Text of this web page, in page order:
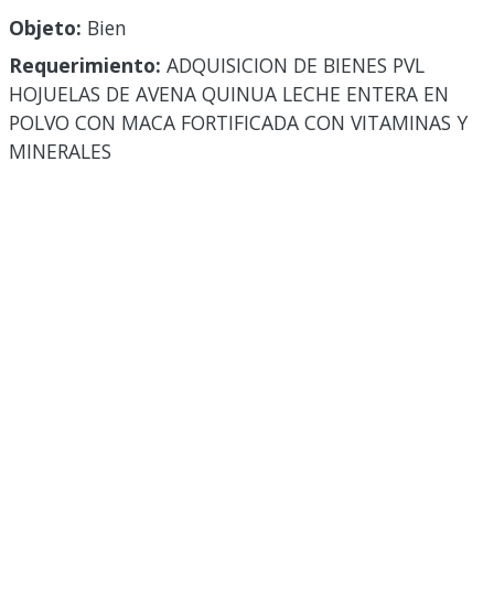
Objeto: Bien
Requerimiento: ADQUISICION DE BIENES PVL
HOJUELAS DE AVENA QUINUA LECHE ENTERA EN
POLVO CON MACA FORTIFICADA CON VITAMINAS Y
MINERALES